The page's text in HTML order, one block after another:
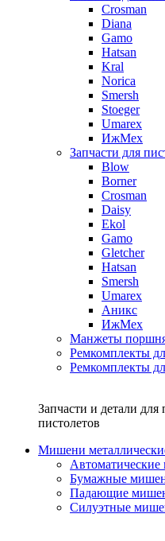
Crosman
Diana
Gamo
Hatsan
Kral
Norica
Smersh
Stoeger
Umarex
ИжМех
Запчасти для
Blow
Borner
Crosman
Daisy
Ekol
Gamo
Gletcher
Hatsan
Smersh
Umarex
Аникс
ИжМех
Манжеты
Ремкомплекты
Ремкомплекты
Запчасти и детали
пистолетов
Мишени
Бумажные
Падающие
Силуэтные